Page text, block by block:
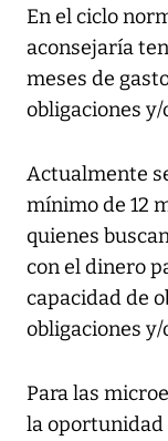
En el ciclo
aconsejaría
meses de
obligaciones
Actualmente
mínimo de 12
quienes
con el dinero
capacidad de
obligaciones
Para las
la